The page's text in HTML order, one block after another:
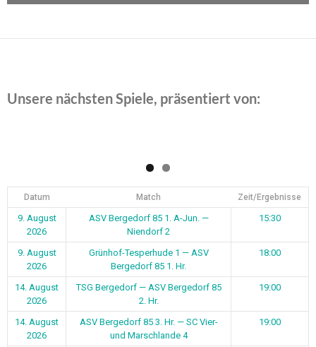
Unsere nächsten Spiele, präsentiert von:
Datum Match Zeit/Ergebnisse
9. August
2026
ASV Bergedorf 85 1. A-Jun. —
Niendorf 2
15:30
9. August
2026
Grünhof-Tesperhude 1 — ASV
Bergedorf 85 1. Hr.
18:00
14. August
2026
TSG Bergedorf — ASV Bergedorf 85
2. Hr.
19:00
14. August
2026
ASV Bergedorf 85 3. Hr. — SC Vier-
und Marschlande 4
19:00